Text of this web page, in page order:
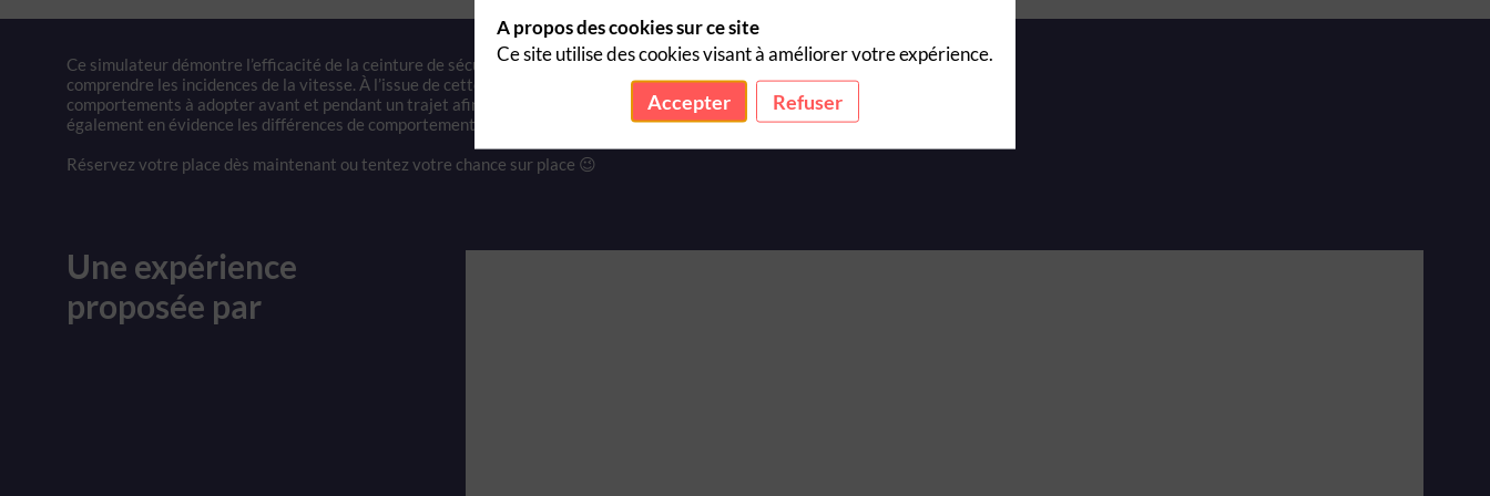
Ce simulateur démontre l’efficacité de la ceinture de sécurité, l’importance de bien préparer ses déplacements routiers et de
comprendre les incidences de la vitesse. À l’issue de cette simulation de tonneaux, l’automobiliste prend conscience des
comportements à adopter avant et pendant un trajet afin de réduire le risque de blessure grave en cas d’accident. L’exercice met
également en évidence les différences de comportement entre un véhicule vide et un véhicule chargé.
Réservez votre place dès maintenant ou tentez votre chance sur place 😉
Une expérience
proposée par
A propos des cookies sur ce site
Ce site utilise des cookies visant à améliorer votre expérience.
Accepter Refuser